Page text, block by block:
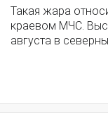
Такая жара
краевом МЧС.
августа в